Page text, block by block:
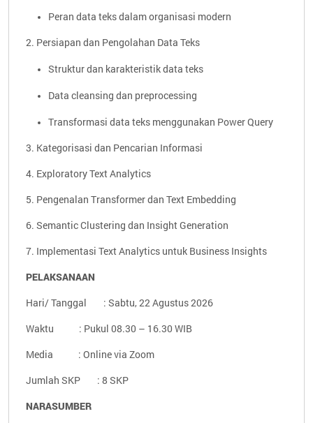
Peran data teks dalam organisasi modern
2. Persiapan dan Pengolahan Data Teks
Struktur dan karakteristik data teks
Data cleansing dan preprocessing
Transformasi data teks menggunakan Power Query
3. Kategorisasi dan Pencarian Informasi
4. Exploratory Text Analytics
5. Pengenalan Transformer dan Text Embedding
6. Semantic Clustering dan Insight Generation
7. Implementasi Text Analytics untuk Business Insights
PELAKSANAAN
Hari/ Tanggal : Sabtu, 22 Agustus 2026
Waktu : Pukul 08.30 – 16.30 WIB
Media : Online via Zoom
Jumlah SKP : 8 SKP
NARASUMBER